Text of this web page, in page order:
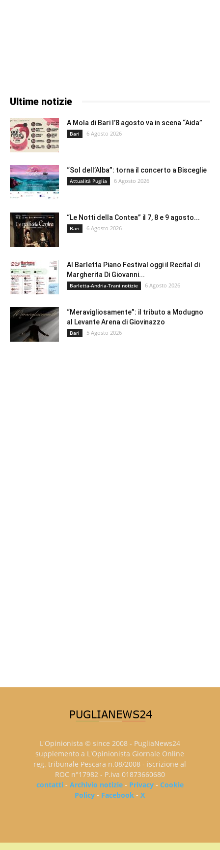
Ultime notizie
A Mola di Bari l’8 agosto va in scena “Aida”
Bari 6 Agosto 2026
“Sol dell’Alba”: torna il concerto a Bisceglie
Attualità Puglia 6 Agosto 2026
“Le Notti della Contea” il 7, 8 e 9 agosto...
Bari 6 Agosto 2026
Al Barletta Piano Festival oggi il Recital di
Margherita Di Giovanni...
Barletta-Andria-Trani notizie 6 Agosto 2026
“Meravigliosamente”: il tributo a Modugno
al Levante Arena di Giovinazzo
Bari 5 Agosto 2026
L'Opinionista © since 2008 - PugliaNews24
supplemento a L'Opinionista Giornale Online
reg. tribunale Pescara n.08/2008 - iscrizione al
ROC n°17982 - P.iva 01873660680
contatti- Archivio notizie- Privacy- Cookie
Policy - Facebook -X